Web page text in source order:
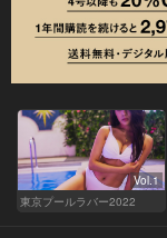
Vol.1
東京プールラバー2022